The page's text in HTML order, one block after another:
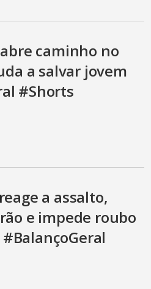
caminho no
a salvar jovem
#Shorts
a assalto,
e impede roubo